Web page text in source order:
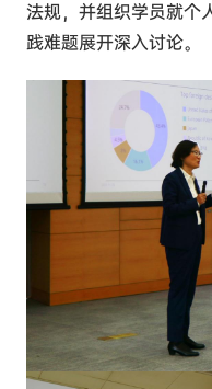
法规，并组织学员就个
践难题展开深入讨论。